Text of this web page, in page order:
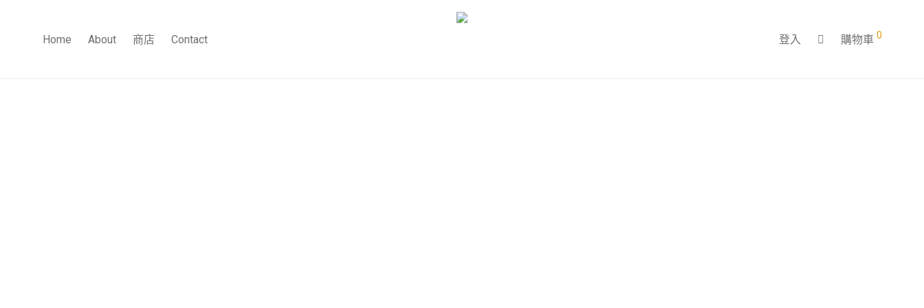
Home About 商店 Contact 登入 購物車 0